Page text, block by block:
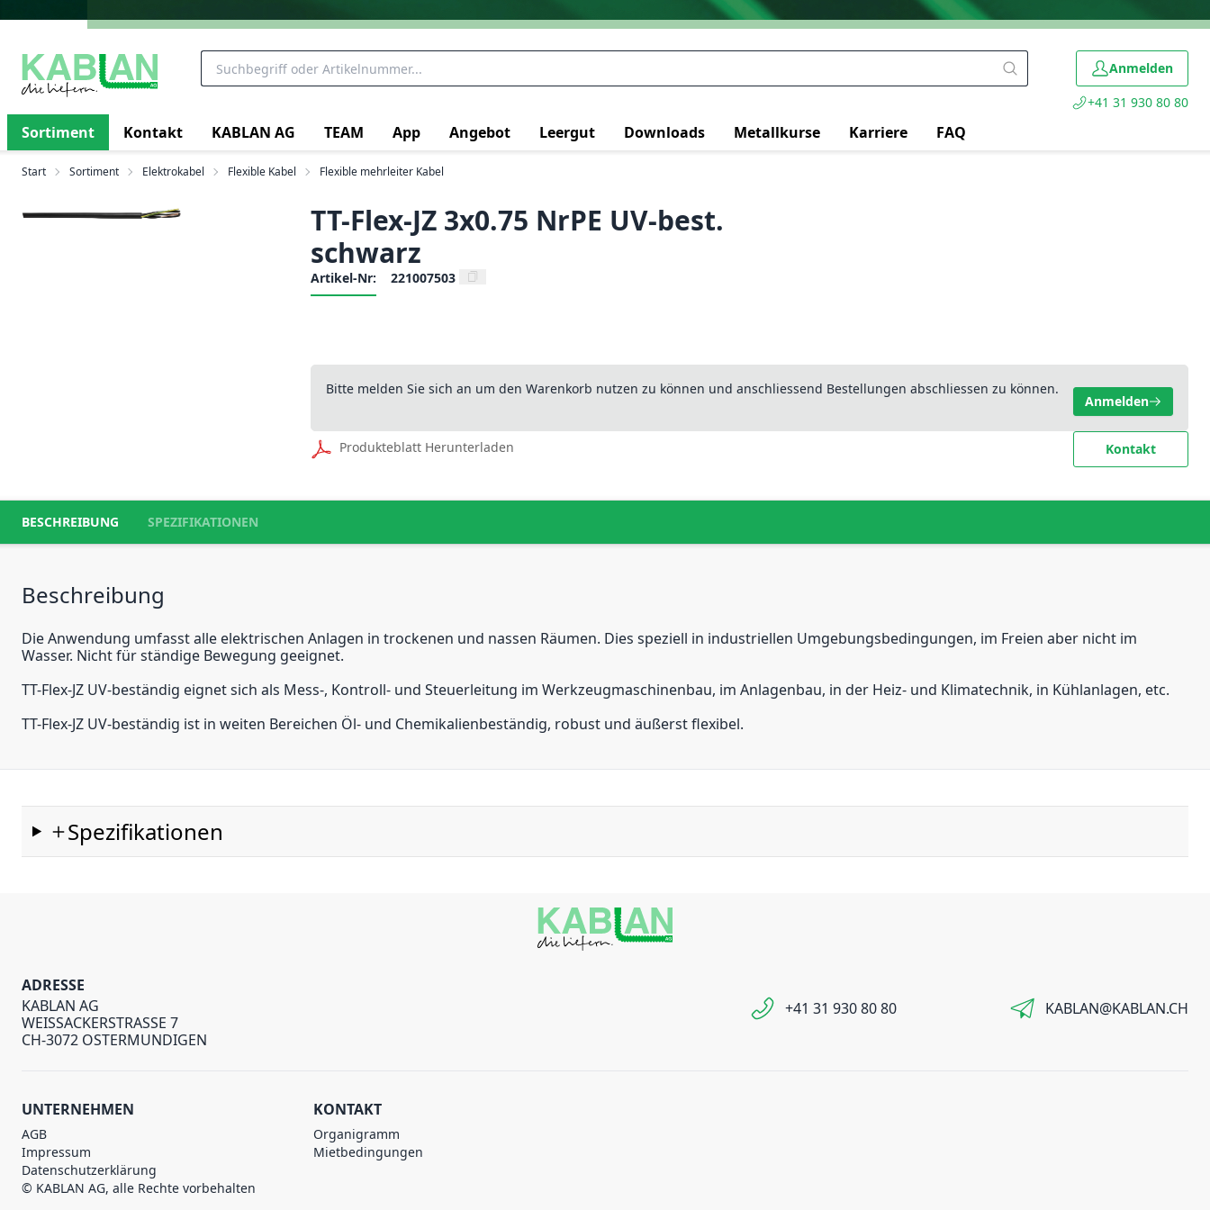
Anmelden
+41 31 930 80 80
Sortiment Kontakt KABLAN AG TEAM App Angebot Leergut Downloads Metallkurse Karriere FAQ
Start Sortiment Elektrokabel Flexible Kabel Flexible mehrleiter Kabel
TT-Flex-JZ 3x0.75 NrPE UV-best.
schwarz
Artikel-Nr: 221007503
Bitte melden Sie sich an um den Warenkorb nutzen zu können und anschliessend Bestellungen abschliessen zu können.
Anmelden
Produkteblatt Herunterladen Kontakt
BESCHREIBUNG SPEZIFIKATIONEN
Beschreibung
Die Anwendung umfasst alle elektrischen Anlagen in trockenen und nassen Räumen. Dies speziell in industriellen Umgebungsbedingungen, im Freien aber nicht im
Wasser. Nicht für ständige Bewegung geeignet.
TT-Flex-JZ UV-beständig eignet sich als Mess-, Kontroll- und Steuerleitung im Werkzeugmaschinenbau, im Anlagenbau, in der Heiz- und Klimatechnik, in Kühlanlagen, etc.
TT-Flex-JZ UV-beständig ist in weiten Bereichen Öl- und Chemikalienbeständig, robust und äußerst flexibel.
Spezifikationen
ADRESSE
KABLAN AG
WEISSACKERSTRASSE 7
CH-3072 OSTERMUNDIGEN
+41 31 930 80 80 KABLAN@KABLAN.CH
UNTERNEHMEN
AGB
Impressum
Datenschutzerklärung
© KABLAN AG, alle Rechte vorbehalten
KONTAKT
Organigramm
Mietbedingungen